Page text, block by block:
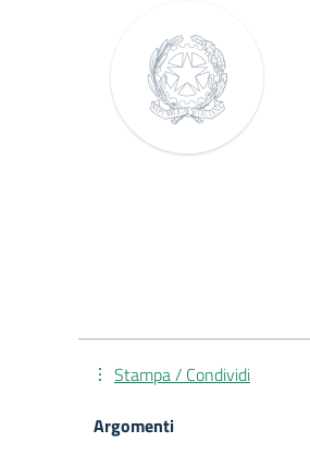
Stampa / Condividi
Argomenti